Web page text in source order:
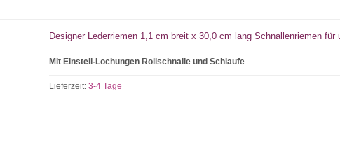
Designer Lederriemen 1,1 cm breit x 30,0 cm lang Schnallenriemen für
Mit Einstell-Lochungen Rollschnalle und Schlaufe
Lieferzeit:3-4 Tage